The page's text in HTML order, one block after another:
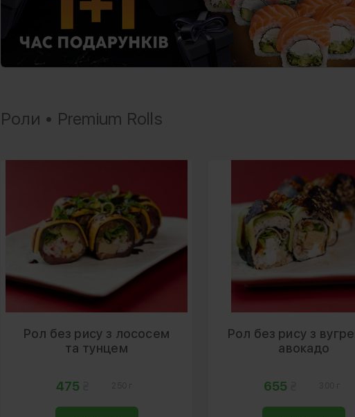
Роли • Premium Rolls
Рол без рису з лососем
та тунцем
475
Рол без рису з
авокадо
655